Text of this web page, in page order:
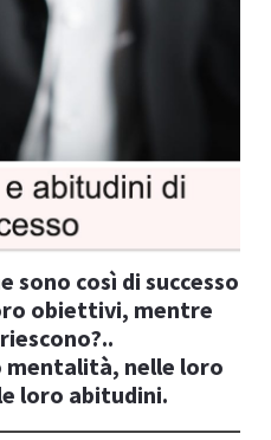
sono così di successo
obiettivi, mentre
mentalità, nelle loro
loro abitudini.